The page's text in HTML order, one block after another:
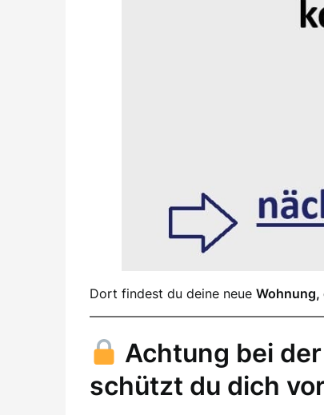
Dort findest du deine neue Wohnung,
Achtung bei
schützt du dich